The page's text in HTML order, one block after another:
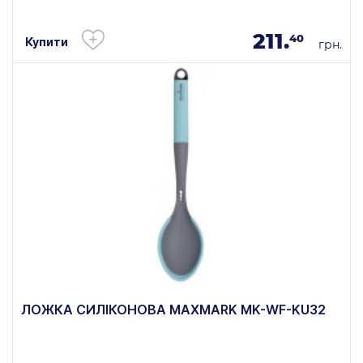
Купити 211.40 грн.
ЛОЖКА СИЛІКОНОВА MAXMARK MK-WF-KU32